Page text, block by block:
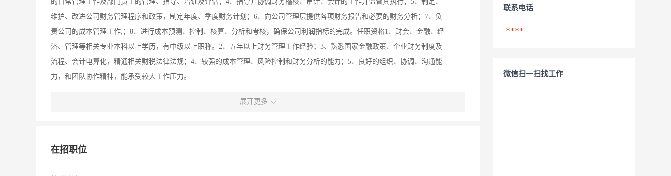
的日常管理工作及部门员工的管理、指导、培训及评估；4、指导并协调财务稽核、审计、会计的工作并监督其执行；5、制定、
维护、改进公司财务管理程序和政策，制定年度、季度财务计划；6、向公司管理层提供各项财务报告和必要的财务分析；7、负
责公司的成本管理工作,；8、进行成本预测、控制、核算、分析和考核，确保公司利润指标的完成。任职资格1、财会、金融、经
济、管理等相关专业本科以上学历，有中级以上职称。2、五年以上财务管理工作经验；3、熟悉国家金融政策、企业财务制度及
流程、会计电算化，精通相关财税法律法规；4、较强的成本管理、风险控制和财务分析的能力；5、良好的组织、协调、沟通能
力，和团队协作精神，能承受较大工作压力。
展开更多
在招职位
联系电话
****
微信扫一扫找工作